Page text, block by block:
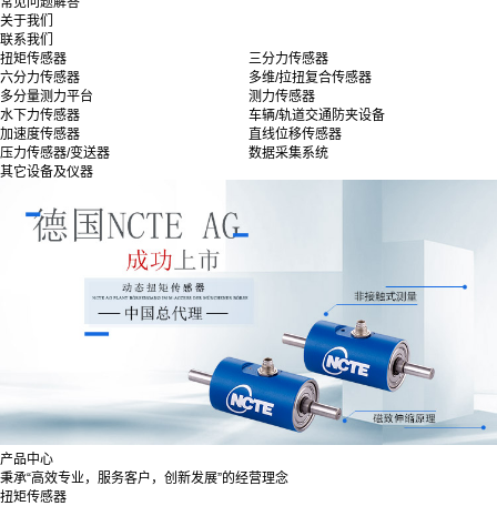
关于我们
联系我们
扭矩传感器
三分力传感器
六分力传感器
多维/拉扭复合传感器
多分量测力平台
测力传感器
水下力传感器
车辆/轨道交通防夹设备
加速度传感器
直线位移传感器
压力传感器/变送器
数据采集系统
其它设备及仪器
产品中心
秉承“高效专业，服务客户，创新发展”的经营理念
扭矩传感器